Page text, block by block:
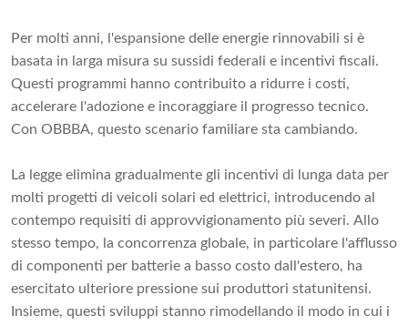
Per molti anni, l'espansione delle energie rinnovabili si è
basata in larga misura su sussidi federali e incentivi fiscali.
Questi programmi hanno contribuito a ridurre i costi,
accelerare l'adozione e incoraggiare il progresso tecnico.
Con OBBBA, questo scenario familiare sta cambiando.
La legge elimina gradualmente gli incentivi di lunga data per
molti progetti di veicoli solari ed elettrici, introducendo al
contempo requisiti di approvvigionamento più severi. Allo
stesso tempo, la concorrenza globale, in particolare l'afflusso
di componenti per batterie a basso costo dall'estero, ha
esercitato ulteriore pressione sui produttori statunitensi.
Insieme, questi sviluppi stanno rimodellando il modo in cui i